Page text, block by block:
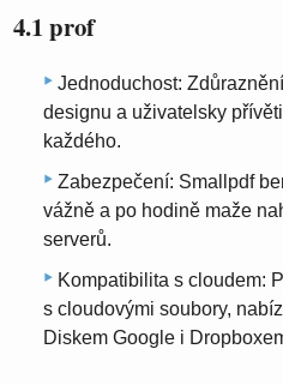
4.1 prof
Jednoduchost:
designu a uživatelsky
každého.
Zabezpečení: Smallpdf
vážně a po hodině maže
serverů.
Kompatibilita s cloudem:
s cloudovými soubory,
Diskem Google i